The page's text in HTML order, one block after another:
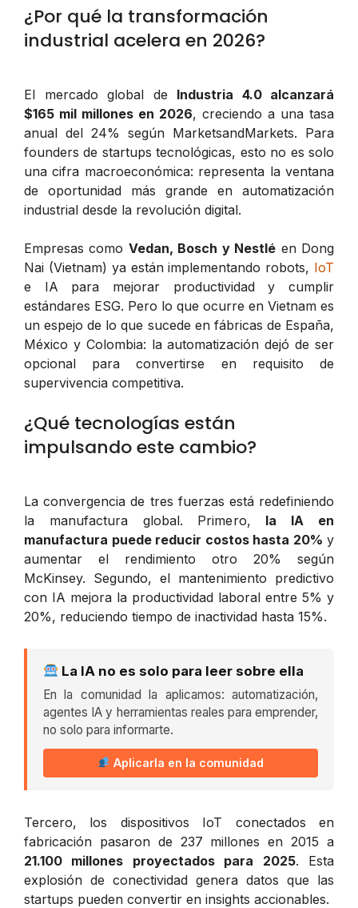
¿Por qué la transformación
industrial acelera en 2026?
El mercado global de Industria 4.0 alcanzará
$165 mil millones en 2026, creciendo a una tasa
anual del 24% según MarketsandMarkets. Para
founders de startups tecnológicas, esto no es solo
una cifra macroeconómica: representa la ventana
de oportunidad más grande en automatización
industrial desde la revolución digital.
Empresas como Vedan, Bosch y Nestlé en Dong
Nai (Vietnam) ya están implementando robots, IoT
e IA para mejorar productividad y cumplir
estándares ESG. Pero lo que ocurre en Vietnam es
un espejo de lo que sucede en fábricas de España,
México y Colombia: la automatización dejó de ser
opcional para convertirse en requisito de
supervivencia competitiva.
¿Qué tecnologías están
impulsando este cambio?
La convergencia de tres fuerzas está redefiniendo
la manufactura global. Primero, la IA en
manufactura puede reducir costos hasta 20% y
aumentar el rendimiento otro 20% según
McKinsey. Segundo, el mantenimiento predictivo
con IA mejora la productividad laboral entre 5% y
20%, reduciendo tiempo de inactividad hasta 15%.
La IA no es solo para leer sobre ella
En la comunidad la aplicamos: automatización,
agentes IA y herramientas reales para emprender,
no solo para informarte.
Aplicarla en la comunidad
Tercero, los dispositivos IoT conectados en
fabricación pasaron de 237 millones en 2015 a
21.100 millones proyectados para 2025. Esta
explosión de conectividad genera datos que las
startups pueden convertir en insights accionables.